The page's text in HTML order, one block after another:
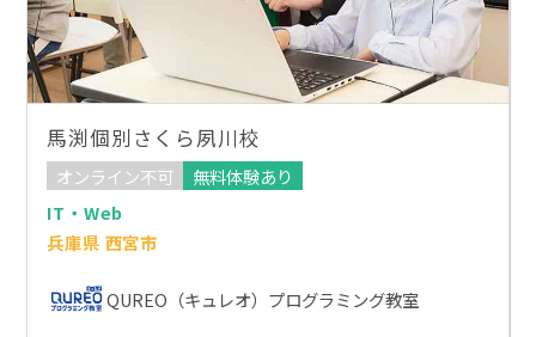
馬渕個別さくら夙川校
オンライン不可
無料体験あり
IT・Web
兵庫県 西宮市
QUREO（キュレオ）プログラミング教室